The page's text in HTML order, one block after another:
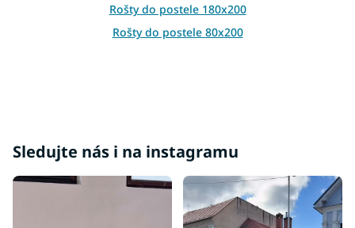
ý
p
Rošty do postele 180x200
Rošty do postele 80x200
Sledujte nás i na instagramu